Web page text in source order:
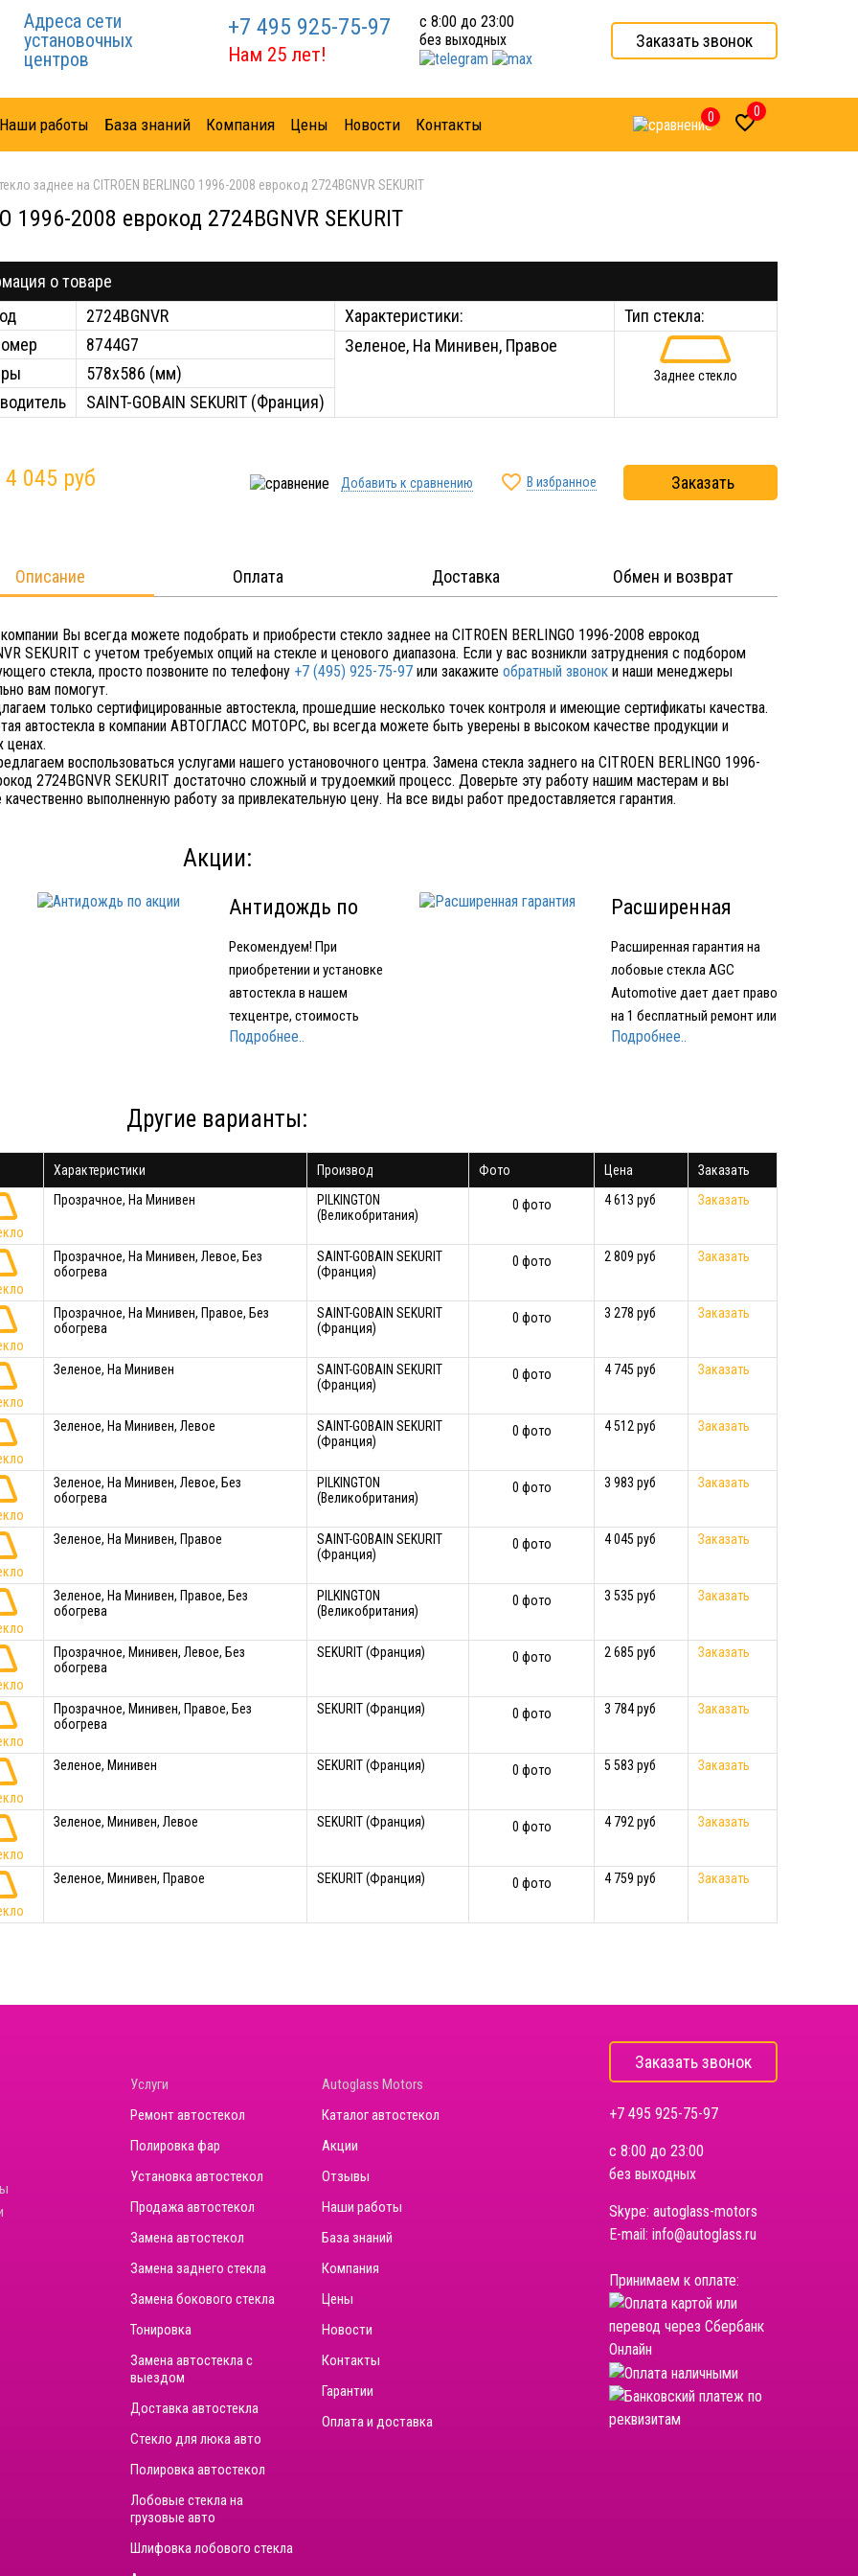
Адреса сети
установочных
центров
+7 495 925-75-97
Нам 25 лет!
с 8:00 до 23:00
без выходных
Заказать звонок
Наши работы База знаний Компания Цены Новости Контакты 0 0
заднее на CITROEN BERLINGO 1996-2008 еврокод 2724BGNVR SEKURIT
1996-2008 еврокод 2724BGNVR SEKURIT
о товаре
2724BGNVR
8744G7
578x586 (мм)
SAINT-GOBAIN SEKURIT (Франция)
Характеристики:
Зеленое, На Минивен, Правое
Тип стекла:
Заднее стекло
4 045 руб Добавить к сравнению  В избранное Заказать
Описание Оплата Доставка Обмен и возврат
Вы всегда можете подобрать и приобрести стекло заднее на CITROEN BERLINGO 1996-2008 еврокод
SEKURIT с учетом требуемых опций на стекле и ценового диапазона. Если у вас возникли затруднения с подбором
стекла, просто позвоните по телефону +7 (495) 925-75-97или закажите обратный звоноки наши менеджеры
вам помогут.
только сертифицированные автостекла, прошедшие несколько точек контроля и имеющие сертификаты качества.
автостекла в компании АВТОГЛАСС МОТОРС, вы всегда можете быть уверены в высоком качестве продукции и
ценах.
воспользоваться услугами нашего установочного центра. Замена стекла заднего на CITROEN BERLINGO 1996-
2724BGNVR SEKURIT достаточно сложный и трудоемкий процесс. Доверьте эту работу нашим мастерам и вы
качественно выполненную работу за привлекательную цену. На все виды работ предоставляется гарантия.
Акции:
Антидождь по
Рекомендуем! При
приобретении и установке
автостекла в нашем
техцентре, стоимость
нанесения нанопокрытия
Подробнее..
Расширенная
Расширенная гарантия на
лобовые стекла AGC
Automotive дает дает право
на 1 бесплатный ремонт или
1 бесплатное лобовое
срок действия
Расширенной гарантии - 1
год с момента…
Подробнее..
Другие варианты:
Характеристики Производ Фото Цена
Заказать
Прозрачное, На Минивен
PILKINGTON
(Великобритания)
0 фото 4 613 руб Заказать
Прозрачное, На Минивен, Левое, Без
обогрева
SAINT-GOBAIN SEKURIT
(Франция)
0 фото 2 809 руб Заказать
Прозрачное, На Минивен, Правое, Без
обогрева
SAINT-GOBAIN SEKURIT
(Франция)
0 фото 3 278 руб Заказать
Зеленое, На Минивен
SAINT-GOBAIN SEKURIT
(Франция)
0 фото 4 745 руб Заказать
Зеленое, На Минивен, Левое
SAINT-GOBAIN SEKURIT
(Франция)
0 фото 4 512 руб Заказать
Зеленое, На Минивен, Левое, Без
обогрева
PILKINGTON
(Великобритания)
0 фото 3 983 руб Заказать
Зеленое, На Минивен, Правое
SAINT-GOBAIN SEKURIT
(Франция)
0 фото 4 045 руб Заказать
Зеленое, На Минивен, Правое, Без
обогрева
PILKINGTON
(Великобритания)
0 фото 3 535 руб Заказать
Прозрачное, Минивен, Левое, Без
обогрева
SEKURIT (Франция) 0 фото 2 685 руб Заказать
Прозрачное, Минивен, Правое, Без
обогрева
SEKURIT (Франция) 0 фото 3 784 руб Заказать
Зеленое, Минивен SEKURIT (Франция) 0 фото 5 583 руб Заказать
Зеленое, Минивен, Левое SEKURIT (Франция) 0 фото 4 792 руб Заказать
Зеленое, Минивен, Правое SEKURIT (Франция) 0 фото 4 759 руб Заказать
Заказать звонок
+7 495 925-75-97
с 8:00 до 23:00
без выходных
Skype: autoglass-motors
E-mail: info@autoglass.ru
Принимаем к оплате:
Услуги
Ремонт автостекол
Полировка фар
Установка автостекол
Продажа автостекол
Замена автостекол
Замена заднего стекла
Замена бокового стекла
Тонировка
Замена автостекла с
выездом
Доставка автостекла
Стекло для люка авто
Полировка автостекол
Лобовые стекла на
грузовые авто
Шлифовка лобового стекла
Autoglass Motors
Каталог автостекол
Акции
Отзывы
Наши работы
База знаний
Компания
Цены
Новости
Контакты
Гарантии
Оплата и доставка